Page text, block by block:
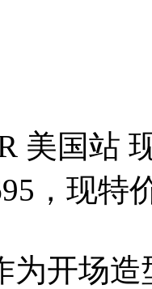
美国站
，现特
为开场